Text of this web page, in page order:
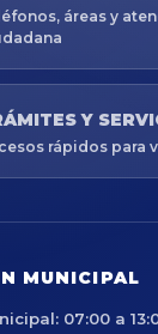
áreas y
Y
rápidos para
MUNICIPAL
07:00 a